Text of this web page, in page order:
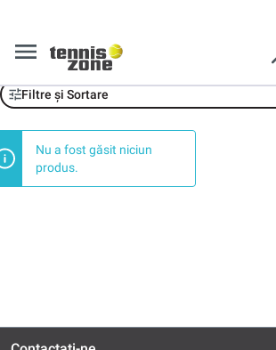
Produkt Polecany Padel
Filtre și Sortare
Nu a fost găsit niciun
produs.